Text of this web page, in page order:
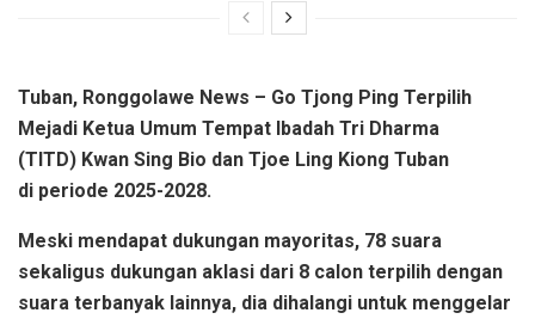
Tuban, Ronggolawe News – Go Tjong Ping Terpilih
Mejadi Ketua Umum Tempat Ibadah Tri Dharma
(TITD) Kwan Sing Bio dan Tjoe Ling Kiong Tuban
di periode 2025-2028.
Meski mendapat dukungan mayoritas, 78 suara
sekaligus dukungan aklasi dari 8 calon terpilih dengan
suara terbanyak lainnya, dia dihalangi untuk menggelar